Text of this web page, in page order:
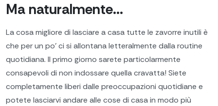
Ma naturalmente...
La cosa migliore di lasciare a casa tutte le zavorre inutili è
che per un po' ci si allontana letteralmente dalla routine
quotidiana. Il primo giorno sarete particolarmente
consapevoli di non indossare quella cravatta! Siete
completamente liberi dalle preoccupazioni quotidiane e
potete lasciarvi andare alle cose di casa in modo più